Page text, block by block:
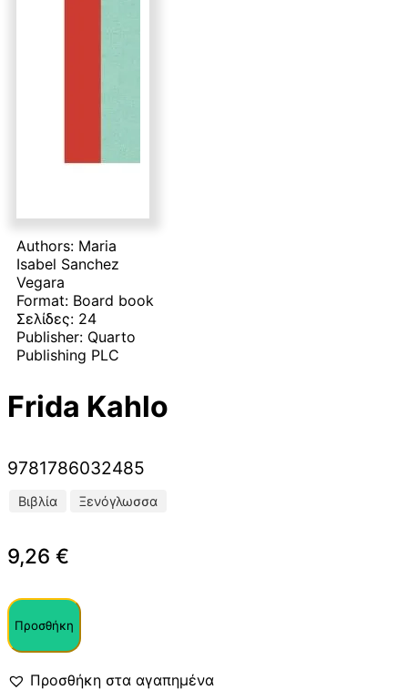
Authors: Maria
Isabel Sanchez
Vegara
Format: Board book
Σελίδες: 24
Publisher: Quarto
Publishing PLC
Frida Kahlo
9781786032485
Βιβλία Ξενόγλωσσα
9,26 €
Προσθήκη
Προσθήκη στα αγαπημένα